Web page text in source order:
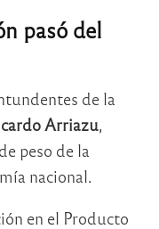
pasó del
de la
Arriazu,
peso de la
nacional.
en el Producto